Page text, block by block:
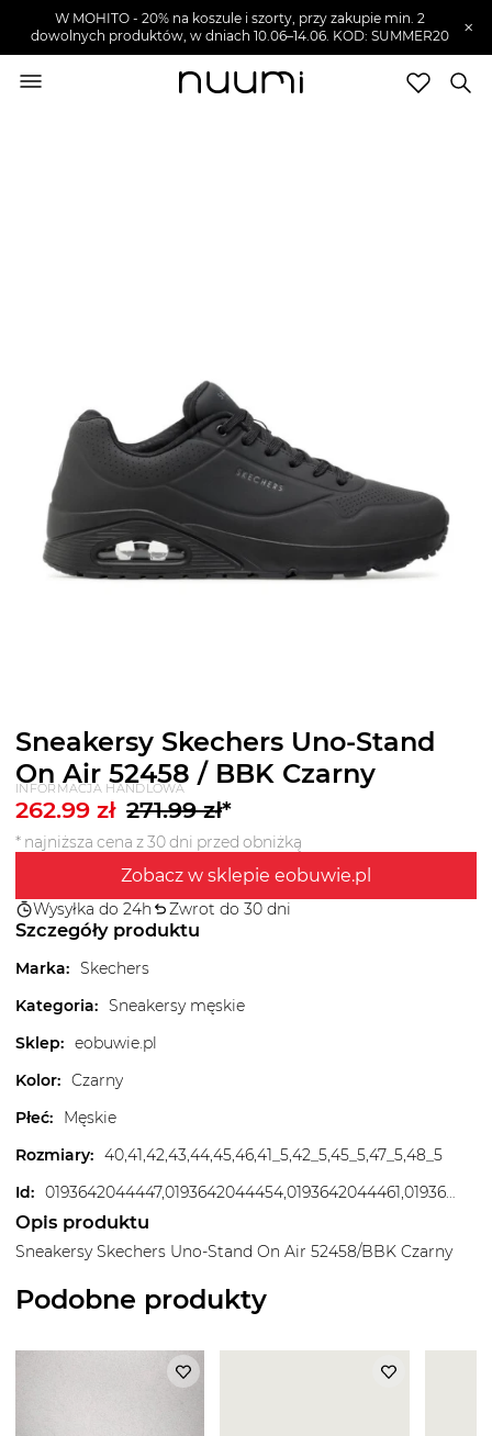
W MOHITO - 20% na koszule i szorty, przy zakupie min. 2
dowolnych produktów, w dniach 10.06–14.06. KOD: SUMMER20
×
Sneakersy Skechers Uno-Stand
On Air 52458 / BBK Czarny
INFORMACJA HANDLOWA
262.99 zł 271.99zł*
* najniższa cena z 30 dni przed obniżką
Zobacz w sklepie eobuwie.pl
Wysyłka do 24h Zwrot do 30 dni
Szczegóły produktu
Marka: Skechers
Kategoria: Sneakersy męskie
Sklep: eobuwie.pl
Kolor: Czarny
Płeć:
Męskie
Rozmiary: 40,41,42,43,44,45,46,41_5,42_5,45_5,47_5,48_5
Id: 0193642044447,0193642044454,0193642044461,0193642044478,0193642044485,0193642044492,0193642044508,0193642044515,0193642044522,0193642044539,0193642044546,0193642044553
Opis produktu
Sneakersy Skechers Uno-Stand On Air 52458/BBK Czarny
Podobne produkty